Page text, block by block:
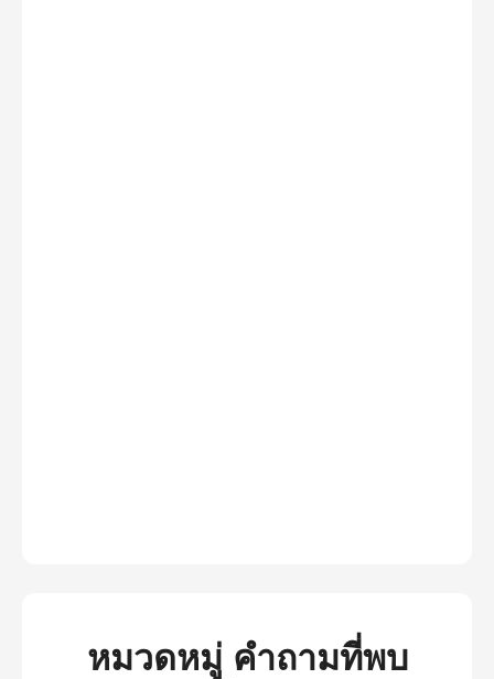
หมวดหมู่ คำถามที่พบ